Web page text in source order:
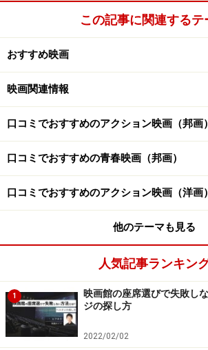
この記事に関連するテ
おすすめ映画
映画関連情報
口コミでおすすめのアクション映画（邦画）
口コミでおすすめの青春映画（邦画）
口コミでおすすめのアクション映画（洋画）
他のテーマも見る
人気記事ランキン
1
映画館の座席選びで失敗し
ジの探し方
2022/02/02